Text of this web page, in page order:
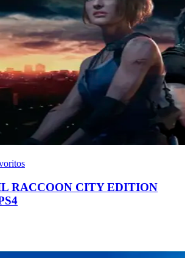
RACCOON CITY EDITION